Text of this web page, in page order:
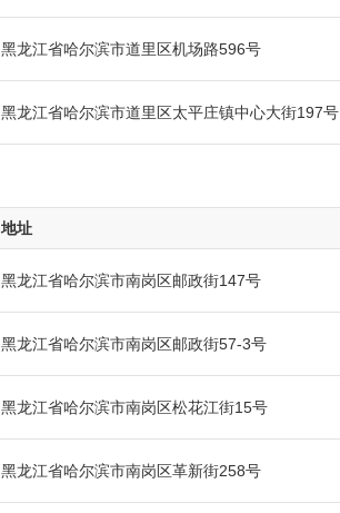
黑龙江省哈尔滨市道里区机场路596号
黑龙江省哈尔滨市道里区太平庄镇中心大街197号
地址
黑龙江省哈尔滨市南岗区邮政街147号
黑龙江省哈尔滨市南岗区邮政街57-3号
黑龙江省哈尔滨市南岗区松花江街15号
黑龙江省哈尔滨市南岗区革新街258号